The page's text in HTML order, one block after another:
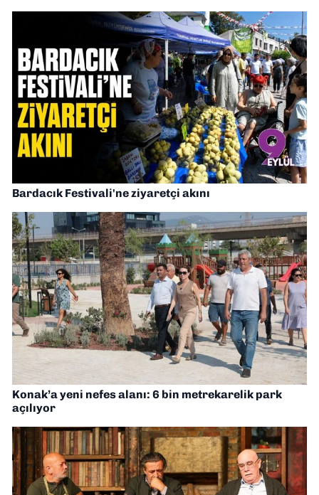
Bardacık Festivali'ne ziyaretçi akını
Konak’a yeni nefes alanı: 6 bin metrekarelik park
açılıyor